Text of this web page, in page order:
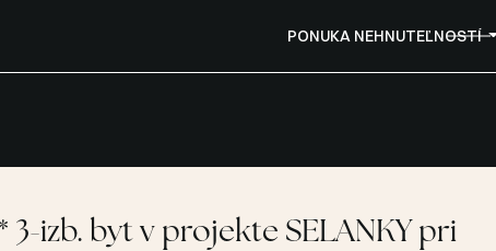
PONUKA NEHNUTEĽNOSTÍ
izb. byt v projekte SELANKY pri